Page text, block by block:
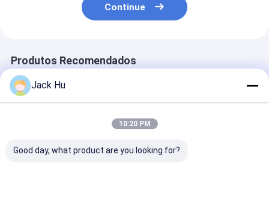
Continue
Produtos Recomendados
Jack Hu
10:20 PM
Good day, what product are you looking for?